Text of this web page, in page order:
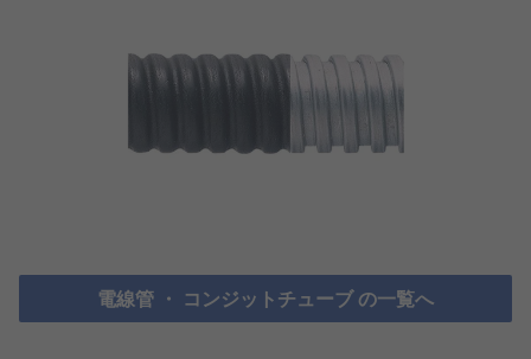
電線管 ・ コンジットチューブ の一覧へ